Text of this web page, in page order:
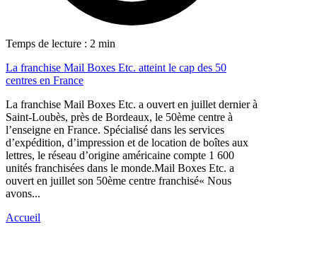
Temps de lecture : 2 min
La franchise Mail Boxes Etc. atteint le cap des 50
centres en France
La franchise Mail Boxes Etc. a ouvert en juillet dernier à
Saint-Loubès, près de Bordeaux, le 50ème centre à
l’enseigne en France. Spécialisé dans les services
d’expédition, d’impression et de location de boîtes aux
lettres, le réseau d’origine américaine compte 1 600
unités franchisées dans le monde.Mail Boxes Etc. a
ouvert en juillet son 50ème centre franchisé« Nous
avons...
Accueil